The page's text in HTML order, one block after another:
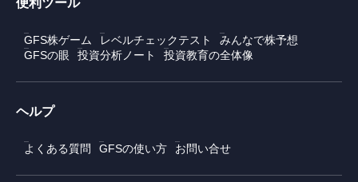
GFS株ゲーム レベルチェックテスト
みんなで株予想
GFSの眼
投資分析ノート 投資教育の全体像
ヘルプ
よくある質問 GFSの使い方 お問い合せ